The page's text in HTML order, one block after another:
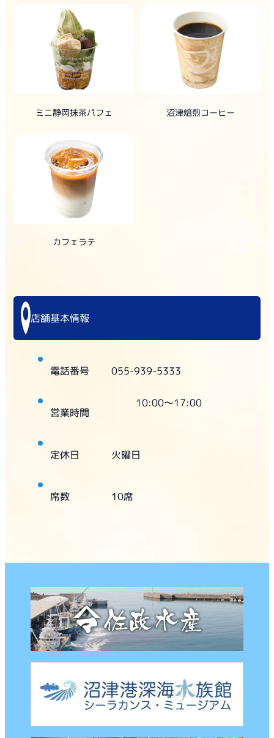
ミニ静岡抹茶パフェ 沼津焙煎コーヒー
カフェラテ
店舗基本情報
電話番号 055-939-5333
営業時間
10:00～17:00
定休日 火曜日
席数 10席